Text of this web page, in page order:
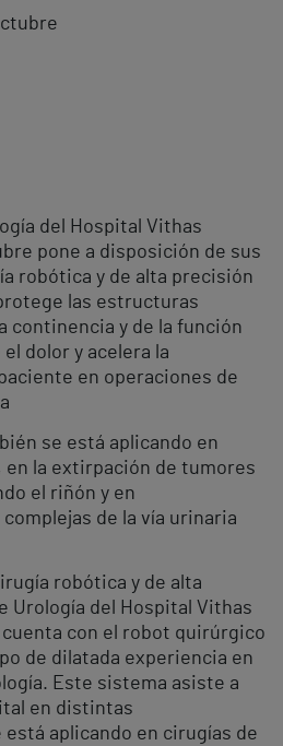
del Hospital Vithas
pone a disposición de sus
robótica y de alta precisión
las estructuras
continencia y de la función
dolor y acelera la
en operaciones de
se está aplicando en
en la extirpación de tumores
el riñón y en
de la vía urinaria
robótica y de alta
Urología del Hospital Vithas
cuenta con el robot quirúrgico
de dilatada experiencia en
Este sistema asiste a
en distintas
está aplicando en cirugías de